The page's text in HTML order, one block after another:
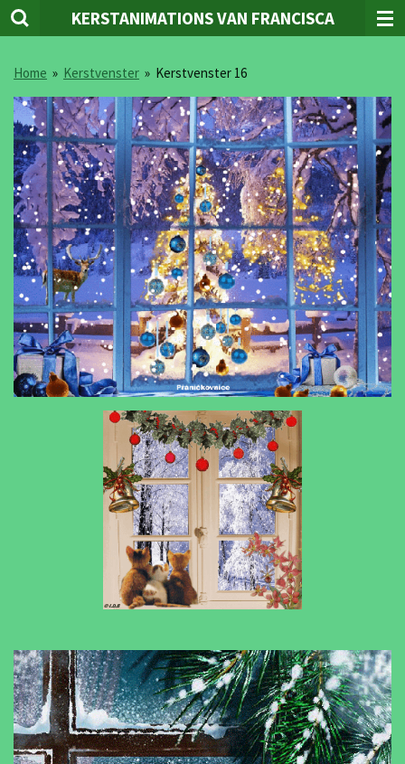
Ga
direct
de
hoofdinhoud
KERSTANIMATIONS VAN FRANCISCA
Home » Kerstvenster » Kerstvenster 16